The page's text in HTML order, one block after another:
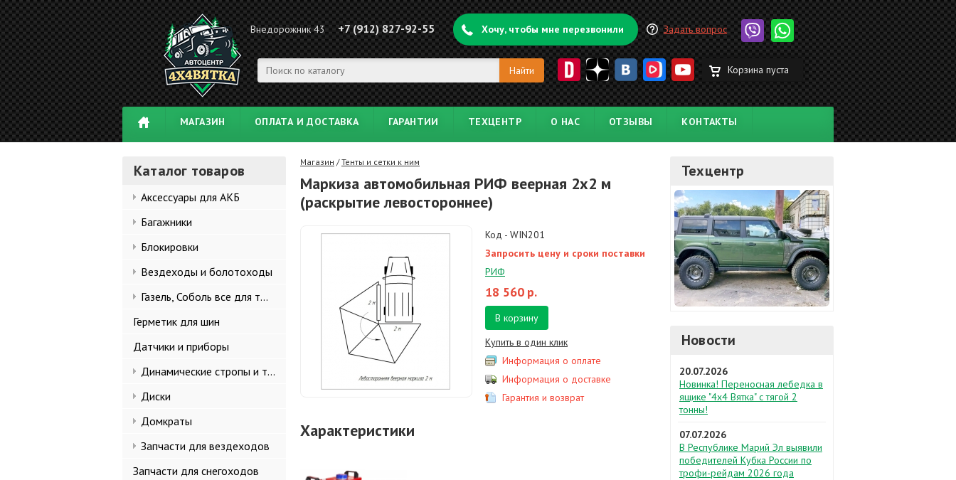
Внедорожник 43 +7 (912) 827-92-55 Хочу, чтобы мне перезвонили Задать вопрос
Корзина пуста
МАГАЗИН ОПЛАТА И ДОСТАВКА ГАРАНТИИ ТЕХЦЕНТР О НАС ОТЗЫВЫ КОНТАКТЫ
Каталог товаров
Аксессуары для АКБ
Багажники
Блокировки
Вездеходы и болотоходы
Газель, Соболь все для тюнинга
Герметик для шин
Датчики и приборы
Динамические стропы и такелаж
Диски
Домкраты
Запчасти для вездеходов
Запчасти для снегоходов
Магазин /Тенты и сетки к ним
Маркиза автомобильная РИФ веерная 2х2 м
(раскрытие левостороннее)
Код - WIN201
Запросить цену и сроки поставки
РИФ
18 560 р.
В корзину
Купить в один клик
Информация о оплате
Информация о доставке
Гарантия и возврат
Характеристики
Техцентр
Новости
20.07.2026
Новинка! Переносная лебедка в
ящике "4х4 Вятка" с тягой 2
тонны!
07.07.2026
В Республике Марий Эл выявили
победителей Кубка России по
трофи-рейдам 2026 года